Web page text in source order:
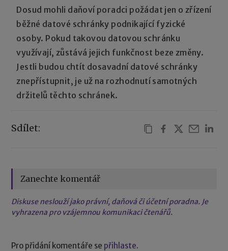
Dosud mohli daňoví poradci požádat jen o zřízení
běžné datové schránky podnikající fyzické
osoby. Pokud takovou datovou schránku
využívají, zůstává jejich funkčnost beze změny.
Jestli budou chtít dosavadní datové schránky
znepřístupnit, je už na rozhodnutí samotných
držitelů těchto schránek.
Sdílet:
Zanechte komentář
Diskuse neslouží jako právní, daňová či účetní poradna. Je
vyhrazena pro vzájemnou komunikaci čtenářů.
Pro přidání komentáře se přihlaste.